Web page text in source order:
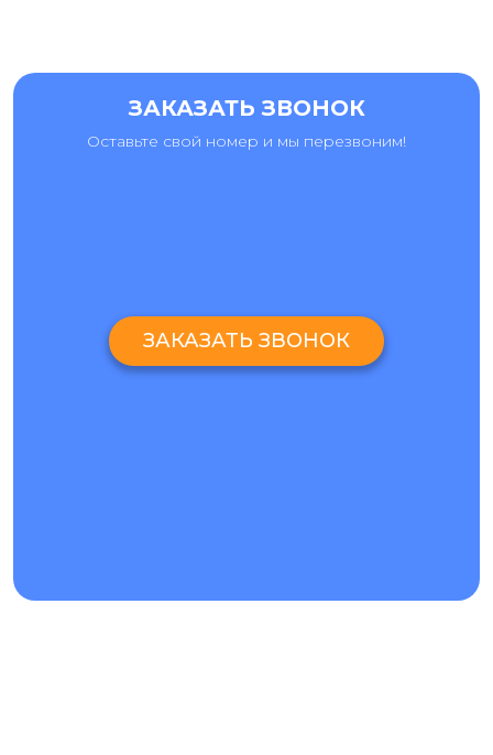
ЗАКАЗАТЬ ЗВОНОК
Оставьте свой номер и мы перезвоним!
ЗАКАЗАТЬ ЗВОНОК